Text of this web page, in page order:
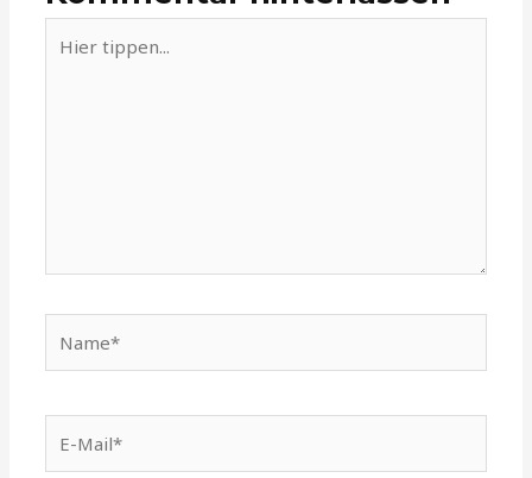
tippen...
Mail*